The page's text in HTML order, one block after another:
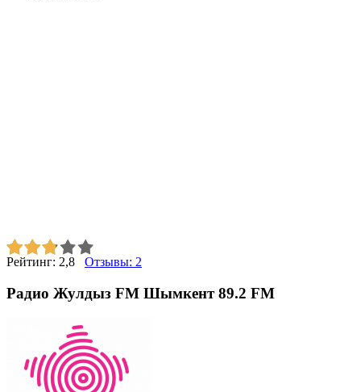
Рейтинг: 2,8 Отзывы: 2
Радио Жулдыз FM Шымкент 89.2 FM